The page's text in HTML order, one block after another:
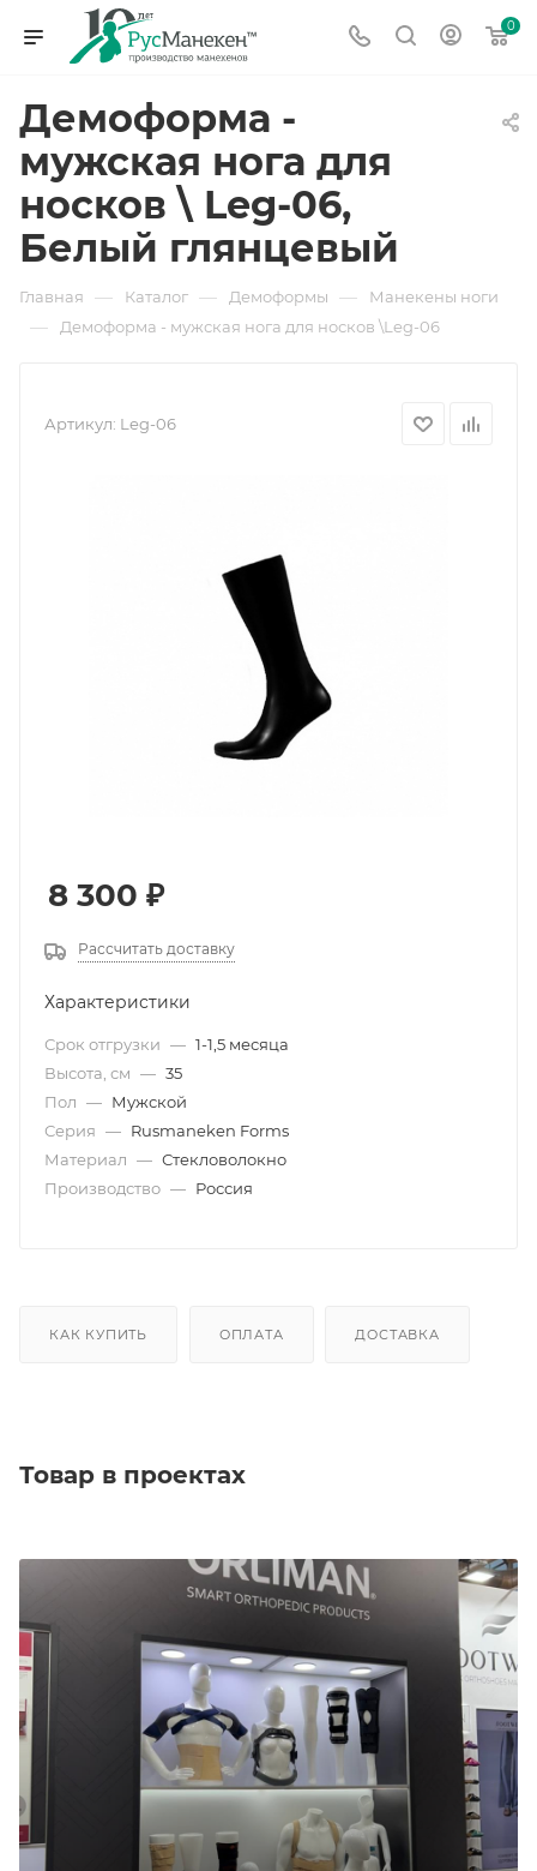
0
Демоформа -
мужская нога для
носков \ Leg-06,
Белый глянцевый
Главная — Каталог — Демоформы — Манекены ноги
— Демоформа - мужская нога для носков \Leg-06
Артикул: Leg-06
8 300 ₽
Рассчитать доставку
Характеристики
Срок отгрузки — 1-1,5 месяца
Высота, см — 35
Пол — Мужской
Серия — Rusmaneken Forms
Материал — Стекловолокно
Производство — Россия
КАК КУПИТЬ ОПЛАТА ДОСТАВКА
Товар в проектах